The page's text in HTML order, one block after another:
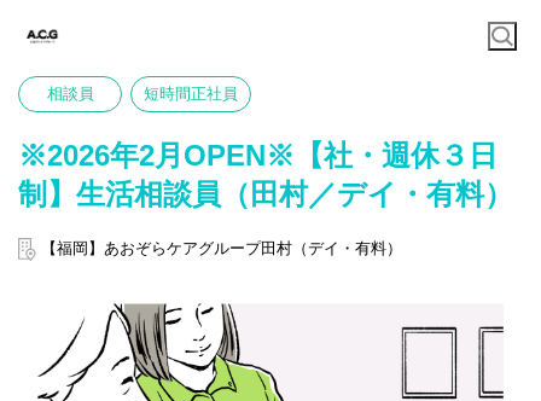
相談員 短時間正社員
※2026年2月OPEN※【社・週休３日
制】生活相談員（田村／デイ・有料）
【福岡】あおぞらケアグループ田村（デイ・有料）